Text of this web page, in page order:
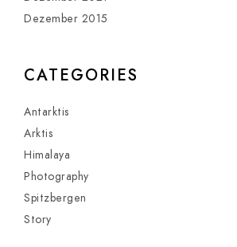
Dezember 2015
CATEGORIES
Antarktis
Arktis
Himalaya
Photography
Spitzbergen
Story